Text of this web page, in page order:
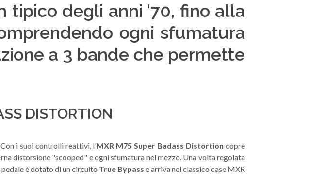
tipico degli anni '70, fino alla
ogni sfumatura
a 3 bande che permette
DISTORTION
i suoi controlli reattivi, l'MXR M75 Super Badass Distortion copre
distorsione "scooped" e ogni sfumatura nel mezzo. Una volta regolata
pedale è dotato di un circuito True Bypass e arriva nel classico case MXR